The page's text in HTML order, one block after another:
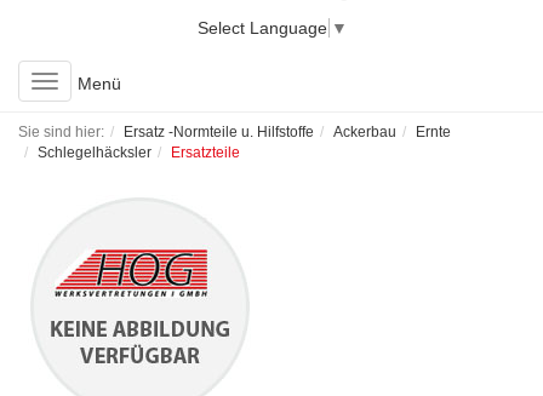
Select Language ▼
Toggle
navigation
Menü
Sie sind hier: Ersatz -Normteile u. Hilfstoffe Ackerbau
Ernte
Schlegelhäcksler
Ersatzteile